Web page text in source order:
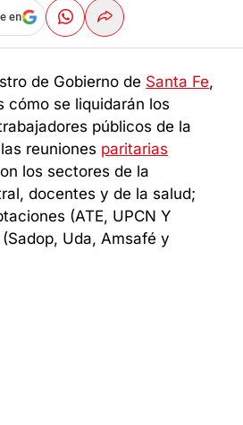
en
de Gobierno de Santa Fe,
cómo se liquidarán los
públicos de la
reuniones paritarias
los sectores de la
docentes y de la salud;
(ATE, UPCN Y
Uda, Amsafé y